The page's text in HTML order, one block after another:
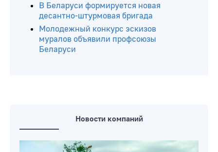
В Беларуси формируется новая
десантно-штурмовая бригада
Молодежный конкурс эскизов
муралов объявили профсоюзы
Беларуси
Новости компаний